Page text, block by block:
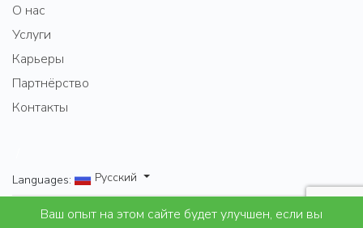
О нас
Услуги
Карьеры
Партнёрство
Контакты
Languages: Русский
Properties for Lifestyle and leisure
Ваш опыт на этом сайте будет улучшен, если вы